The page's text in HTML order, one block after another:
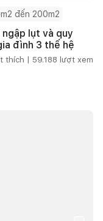
đến 200m2
ngập lụt và quy
đình 3 thế hệ
thích | 59.188 lượt xem